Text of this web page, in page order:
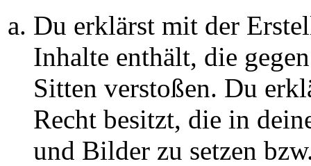
Du erklärst mit der
Inhalte enthält, die
Sitten verstoßen. Du
Recht besitzt, die in
und Bilder zu setzen